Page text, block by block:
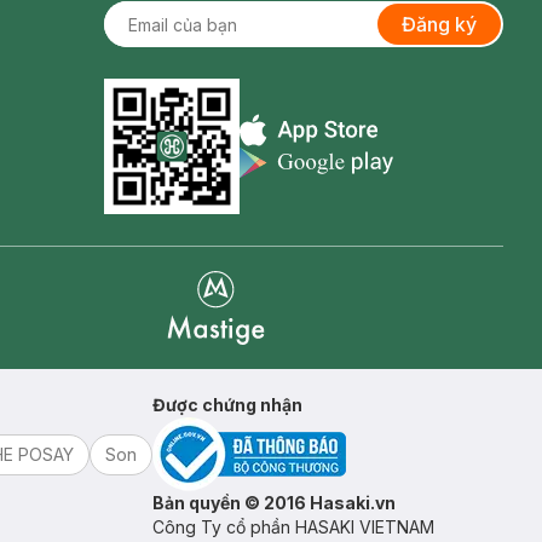
Đăng ký
Appstore icon
POSAY
Son
Được chứng nhận
Bản quyền © 2016 Hasaki.vn
Công Ty cổ phần HASAKI VIETNAM